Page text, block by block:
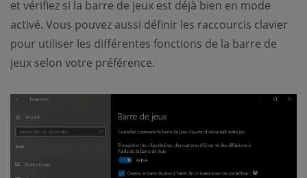
et vérifiez si la barre de jeux est déjà bien en mode
activé. Vous pouvez aussi définir les raccourcis clavier
pour utiliser les différentes fonctions de la barre de
jeux selon votre préférence.